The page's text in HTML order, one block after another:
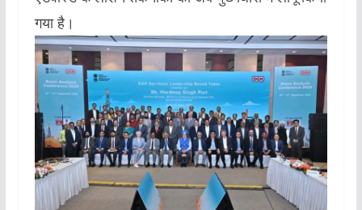
गया है।